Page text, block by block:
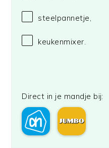
steelpannetje,
keukenmixer.
Direct in je mandje bij: